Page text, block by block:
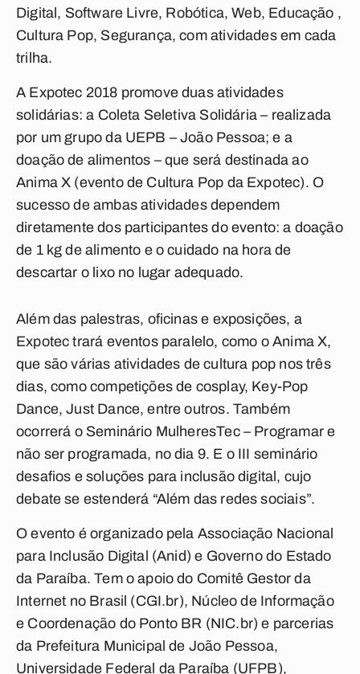
Digital, Software Livre, Robótica, Web, Educação ,
Cultura Pop, Segurança, com atividades em cada
trilha.
A Expotec 2018 promove duas atividades
solidárias: a Coleta Seletiva Solidária – realizada
por um grupo da UEPB – João Pessoa; e a
doação de alimentos – que será destinada ao
Anima X (evento de Cultura Pop da Expotec). O
sucesso de ambas atividades dependem
diretamente dos participantes do evento: a doação
de 1 kg de alimento e o cuidado na hora de
descartar o lixo no lugar adequado.
Além das palestras, oficinas e exposições, a
Expotec trará eventos paralelo, como o Anima X,
que são várias atividades de cultura pop nos três
dias, como competições de cosplay, Key-Pop
Dance, Just Dance, entre outros. Também
ocorrerá o Seminário MulheresTec – Programar e
não ser programada, no dia 9. E o III seminário
desafios e soluções para inclusão digital, cujo
debate se estenderá “Além das redes sociais”.
O evento é organizado pela Associação Nacional
para Inclusão Digital (Anid) e Governo do Estado
da Paraíba. Tem o apoio do Comitê Gestor da
Internet no Brasil (CGI.br), Núcleo de Informação
e Coordenação do Ponto BR (NIC.br) e parcerias
da Prefeitura Municipal de João Pessoa,
Universidade Federal da Paraíba (UFPB),